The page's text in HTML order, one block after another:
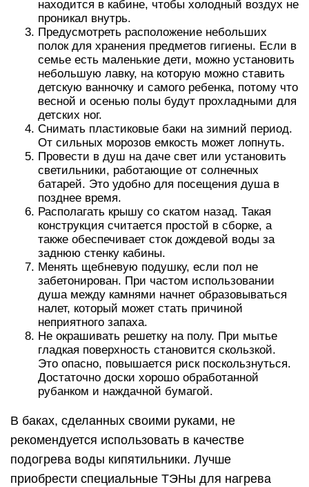
находится в кабине, чтобы холодный воздух не
проникал внутрь.
Предусмотреть расположение небольших
полок для хранения предметов гигиены. Если в
семье есть маленькие дети, можно установить
небольшую лавку, на которую можно ставить
детскую ванночку и самого ребенка, потому что
весной и осенью полы будут прохладными для
детских ног.
Снимать пластиковые баки на зимний период.
От сильных морозов емкость может лопнуть.
Провести в душ на даче свет или установить
светильники, работающие от солнечных
батарей. Это удобно для посещения душа в
позднее время.
Располагать крышу со скатом назад. Такая
конструкция считается простой в сборке, а
также обеспечивает сток дождевой воды за
заднюю стенку кабины.
Менять щебневую подушку, если пол не
забетонирован. При частом использовании
душа между камнями начнет образовываться
налет, который может стать причиной
неприятного запаха.
Не окрашивать решетку на полу. При мытье
гладкая поверхность становится скользкой.
Это опасно, повышается риск поскользнуться.
Достаточно доски хорошо обработанной
рубанком и наждачной бумагой.
В баках, сделанных своими руками, не
рекомендуется использовать в качестве
подогрева воды кипятильники. Лучше
приобрести специальные ТЭНы для нагрева